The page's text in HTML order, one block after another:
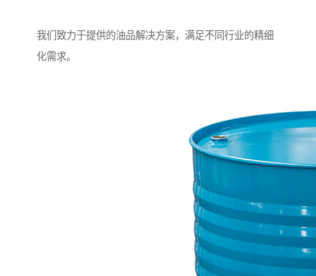
我们致力于提供的油品解决方案，满足不同行业的精细
化需求。